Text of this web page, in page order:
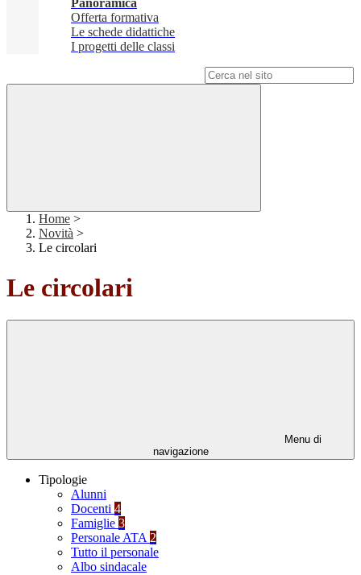
Panoramica
Offerta formativa
Le schede didattiche
I progetti delle classi
Home >
Novità >
Le circolari
Le circolari
Menu di
navigazione
Tipologie
Alunni
Docenti 4
Famiglie 3
Personale ATA 2
Tutto il personale
Albo sindacale